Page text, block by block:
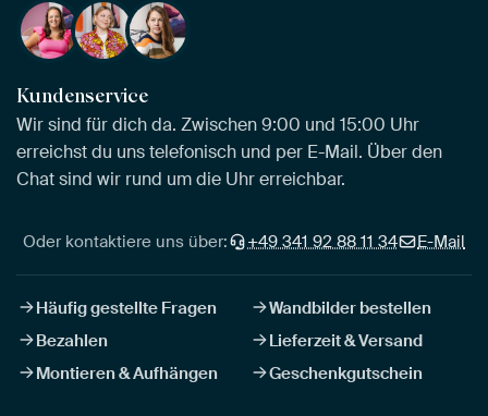
Kundenservice
Wir sind für dich da. Zwischen 9:00 und 15:00 Uhr
erreichst du uns telefonisch und per E-Mail. Über den
Chat sind wir rund um die Uhr erreichbar.
Oder kontaktiere uns über: +49 341 92 88 11 34 E-Mail
Häufig gestellte Fragen
Wandbilder bestellen
Bezahlen
Lieferzeit & Versand
Montieren & Aufhängen
Geschenkgutschein